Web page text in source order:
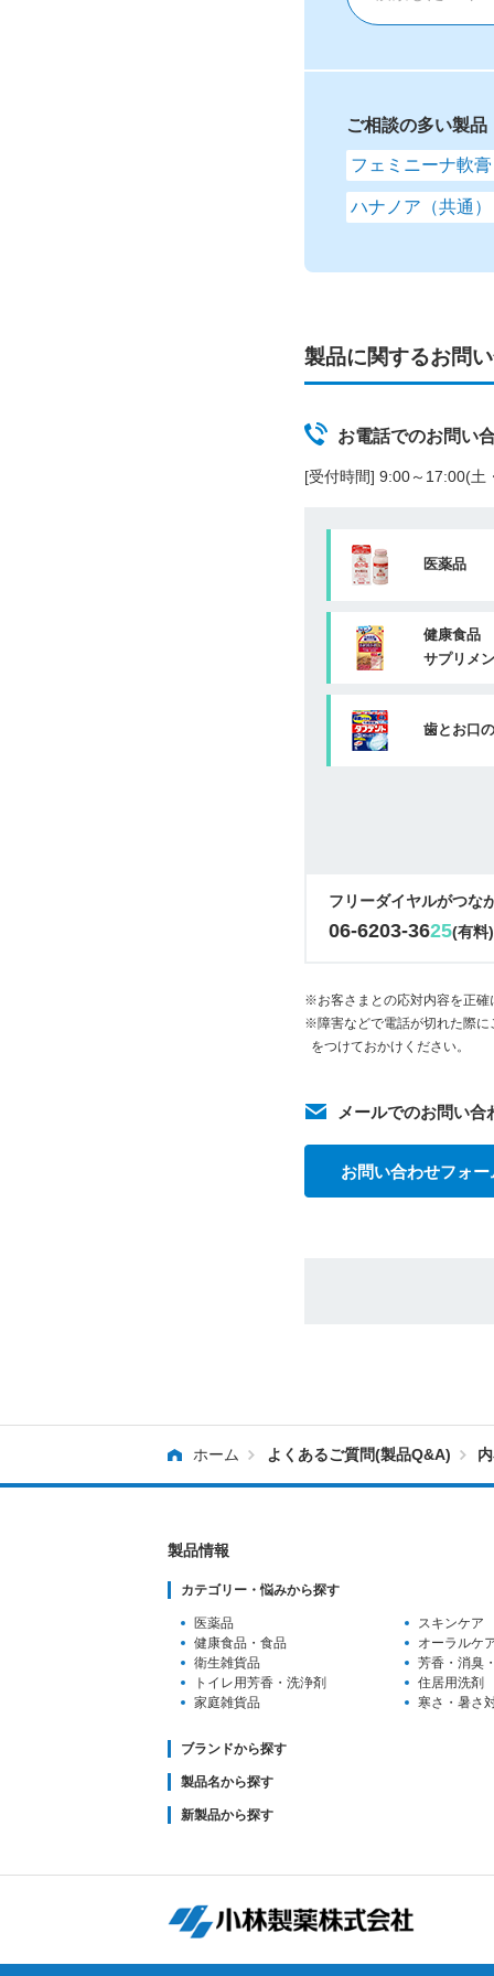
ご相談の多い製品
フェミニーナ軟
ハナノア（共通）
製品に関するお問
お電話でのお問い
[受付時間] 9:00～17:00(土
医薬品
健康食品
サプリメ
歯とお口
フリーダイヤルがつな
06-6203-3625(有料
※お客さまとの応対内容を正確
※障害などで電話が切れた際に
をつけておかけください。
メールでのお問い合
お問い合わせフォー
ホーム よくあるご質問(製品Q&A)
製品情報
カテゴリー・悩みから探す
医薬品
スキンケア
健康食品・食品
オーラルケ
衛生雑貨品
芳香・消臭
トイレ用芳香 ・洗浄剤
住居用洗剤
家庭雑貨品
寒さ・暑さ
ブランドから探す
製品名から探す
新製品から探す